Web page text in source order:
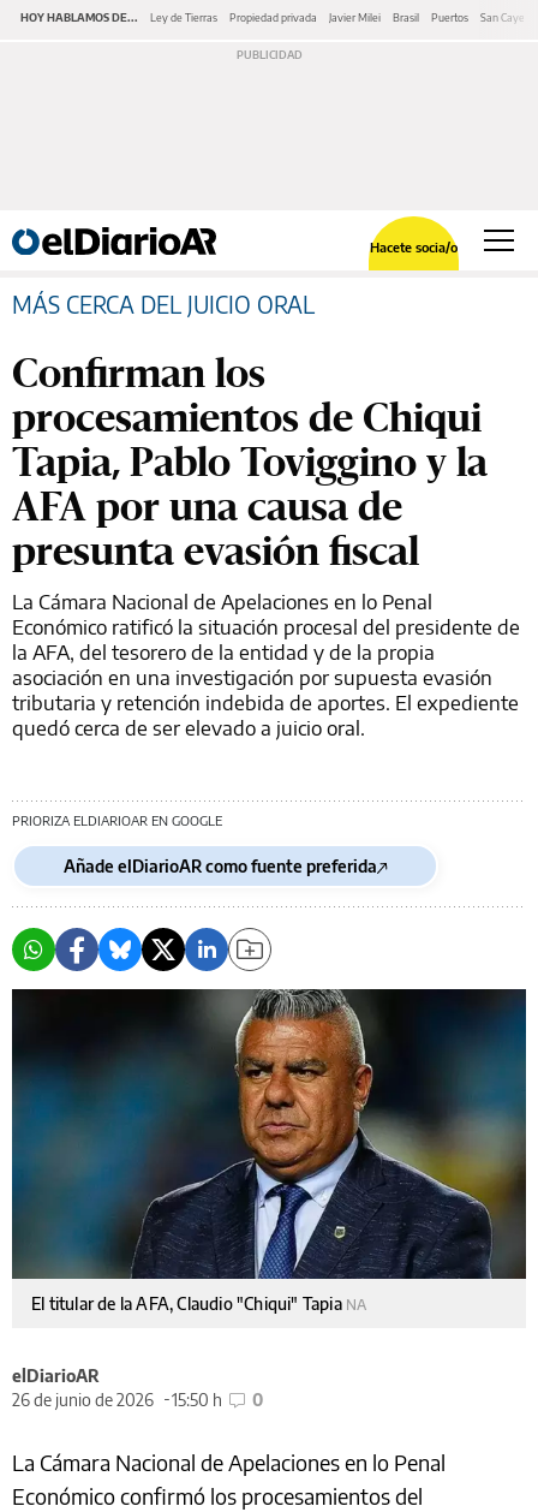
HOY HABLAMOS DE... Ley de Tierras Propiedad privada Javier Milei Brasil Puertos San
Hacete socia/o
MÁS CERCA DEL JUICIO ORAL
Confirman los
procesamientos de Chiqui
Tapia, Pablo Toviggino y la
AFA por una causa de
presunta evasión fiscal
La Cámara Nacional de Apelaciones en lo Penal
Económico ratificó la situación procesal del presidente de
la AFA, del tesorero de la entidad y de la propia
asociación en una investigación por supuesta evasión
tributaria y retención indebida de aportes. El expediente
quedó cerca de ser elevado a juicio oral.
PRIORIZA ELDIARIOAR EN GOOGLE
Añade elDiarioAR como fuente preferida
El titular de la AFA, Claudio "Chiqui" Tapia NA
elDiarioAR
26 de junio de 2026
15:50 h 0
La Cámara Nacional de Apelaciones en lo Penal
Económico confirmó los procesamientos del